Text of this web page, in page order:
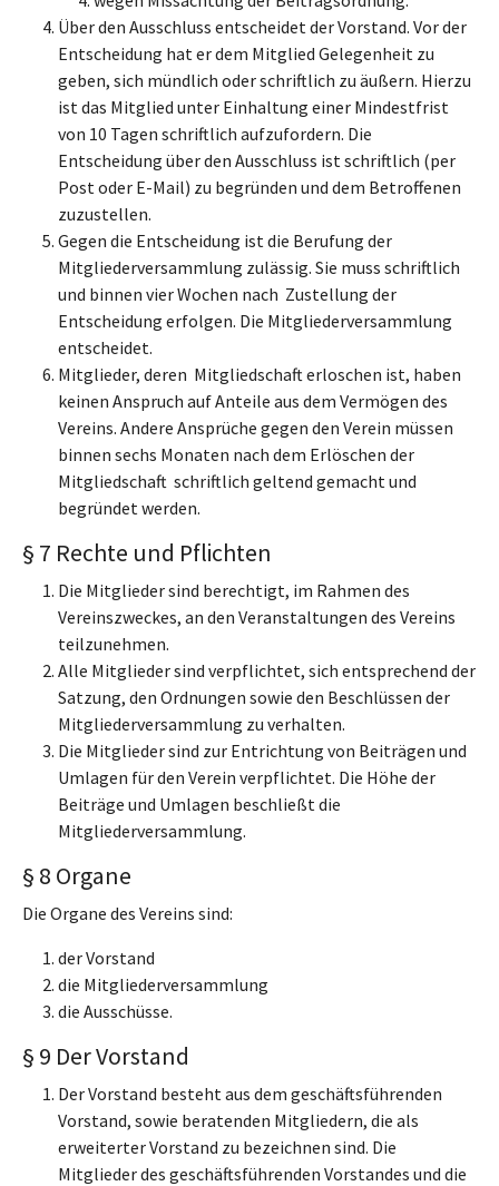
Über den Ausschluss entscheidet der Vorstand. Vor der
Entscheidung hat er dem Mitglied Gelegenheit zu
geben, sich mündlich oder schriftlich zu äußern. Hierzu
ist das Mitglied unter Einhaltung einer Mindestfrist
von 10 Tagen schriftlich aufzufordern. Die
Entscheidung über den Ausschluss ist schriftlich (per
Post oder E-Mail) zu begründen und dem Betroffenen
zuzustellen.
Gegen die Entscheidung ist die Berufung der
Mitgliederversammlung zulässig. Sie muss schriftlich
und binnen vier Wochen nach Zustellung der
Entscheidung erfolgen. Die Mitgliederversammlung
entscheidet.
Mitglieder, deren Mitgliedschaft erloschen ist, haben
keinen Anspruch auf Anteile aus dem Vermögen des
Vereins. Andere Ansprüche gegen den Verein müssen
binnen sechs Monaten nach dem Erlöschen der
Mitgliedschaft schriftlich geltend gemacht und
begründet werden.
§ 7 Rechte und Pflichten
Die Mitglieder sind berechtigt, im Rahmen des
Vereinszweckes, an den Veranstaltungen des Vereins
teilzunehmen.
Alle Mitglieder sind verpflichtet, sich entsprechend der
Satzung, den Ordnungen sowie den Beschlüssen der
Mitgliederversammlung zu verhalten.
Die Mitglieder sind zur Entrichtung von Beiträgen und
Umlagen für den Verein verpflichtet. Die Höhe der
Beiträge und Umlagen beschließt die
Mitgliederversammlung.
§ 8 Organe
Die Organe des Vereins sind:
der Vorstand
die Mitgliederversammlung
die Ausschüsse.
§ 9 Der Vorstand
Der Vorstand besteht aus dem geschäftsführenden
Vorstand, sowie beratenden Mitgliedern, die als
erweiterter Vorstand zu bezeichnen sind. Die
Mitglieder des geschäftsführenden Vorstandes und die